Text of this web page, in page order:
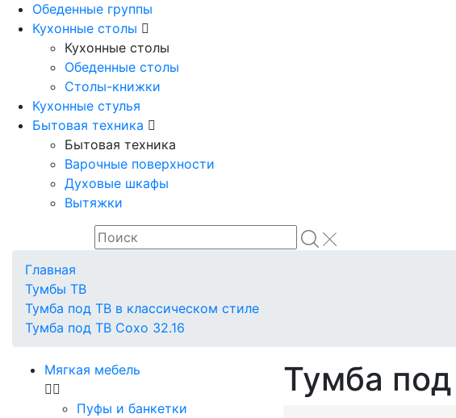
Обеденные группы
Кухонные столы
Кухонные столы
Обеденные столы
Столы-книжки
Кухонные стулья
Бытовая техника
Бытовая техника
Варочные поверхности
Духовые шкафы
Вытяжки
Главная
Тумбы ТВ
Тумба под ТВ в классическом стиле
Тумба под ТВ Сохо 32.16
Мягкая мебель
Пуфы и банкетки
Тумба